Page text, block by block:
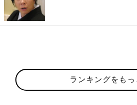
か？
「『みんながゆっくりできるクリスマ
のあるコレクションに仕上げました。
また、クリスマスコレクションでも人
ランキングをもっ